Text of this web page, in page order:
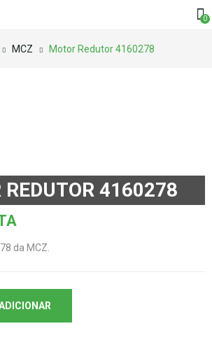
0
MCZ Motor Redutor 4160278
REDUTOR 4160278
da MCZ.